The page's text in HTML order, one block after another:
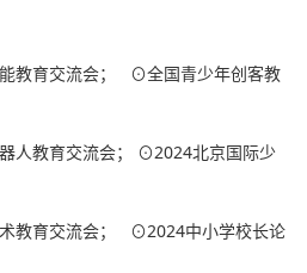
教育交流会； ⊙全国青少年创客教
人教育交流会； ⊙2024北京国际少
教育交流会； ⊙2024中小学校长论